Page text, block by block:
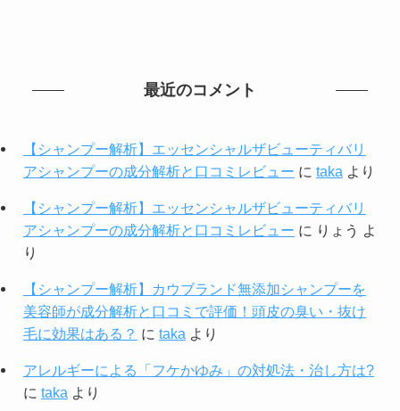
最近のコメント
【シャンプー解析】エッセンシャルザビューティバリ
アシャンプーの成分解析と口コミレビュー に taka より
【シャンプー解析】エッセンシャルザビューティバリ
アシャンプーの成分解析と口コミレビュー に りょう よ
り
【シャンプー解析】カウブランド無添加シャンプーを
美容師が成分解析と口コミで評価！頭皮の臭い・抜け
毛に効果はある？ に taka より
アレルギーによる「フケかゆみ」の対処法・治し方は?
に taka より